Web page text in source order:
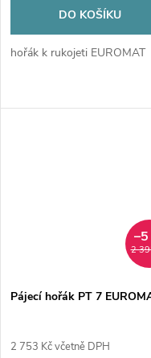
DO KOŠÍKU
hořák k rukojeti EUROMAT
2
Pájecí hořák PT 7
2 753 Kč včetně DPH